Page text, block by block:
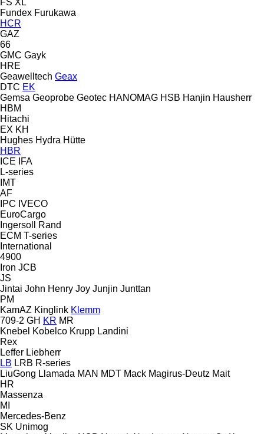
Fundex Furukawa
HCR
GAZ
66
GMC Gayk
HRE
Geawelltech Geax
DTC EK
Gemsa Geoprobe Geotec HANOMAG HSB Hanjin Hausherr
HBM
Hitachi
EX KH
Hughes Hydra Hütte
HBR
ICE
IFA
L-series
IMT
AF
IPC IVECO
EuroCargo
Ingersoll Rand
ECM T-series
International
4900
Iron JCB
JS
Jintai John Henry Joy Junjin Junttan
PM
KamAZ Kinglink Klemm
709-2 GH KR MR
Knebel Kobelco Krupp Landini
Rex
Leffer Liebherr
LB LRB R-series
LiuGong Llamada MAN MDT Mack Magirus-Deutz Mait
HR
Massenza
MI
Mercedes-Benz
SK Unimog